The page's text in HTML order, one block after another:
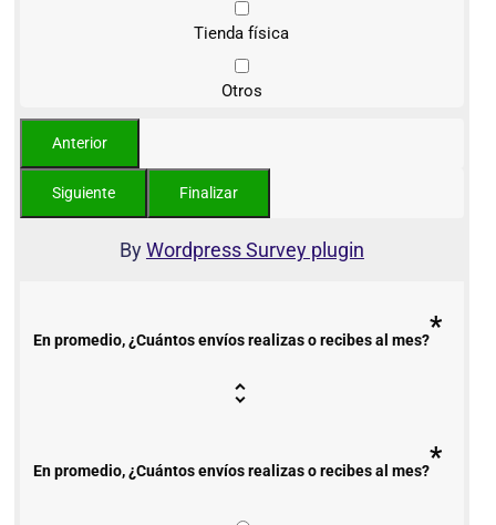
Tienda física
Otros
ByWordpress Survey plugin
En promedio, ¿Cuántos envíos realizas o recibes al mes?*
En promedio, ¿Cuántos envíos realizas o recibes al mes?*